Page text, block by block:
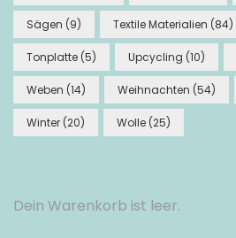
Sägen (9) Textile Materialien (84)
Tonplatte (5) Upcycling (10)
Weben (14) Weihnachten (54)
Winter (20) Wolle (25)
Dein Warenkorb ist leer.